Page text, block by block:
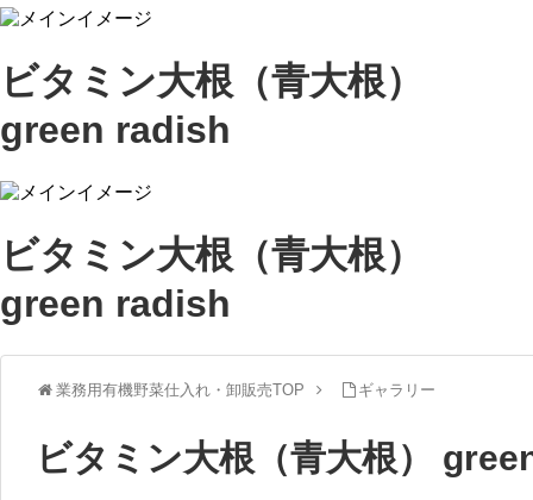
ビタミン大根（青大根）
green radish
ビタミン大根（青大根）
green radish
業務用有機野菜仕入れ・卸販売TOP ギャラリー
ビタミン大根（青大根）